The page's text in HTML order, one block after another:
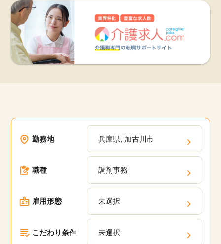
勤務地 兵庫県, 加古川市
職種 調剤事務
雇用形態 未選択
こだわり条件 未選択